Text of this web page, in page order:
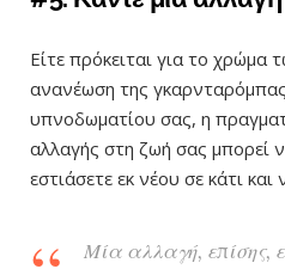
Είτε πρόκειται για το χρώμα
ανανέωση της
υπνοδωματίου σας, η
αλλαγής στη ζωή σας μπορεί
εστιάσετε εκ νέου σε κάτι
Μία αλλαγή, επίσης,